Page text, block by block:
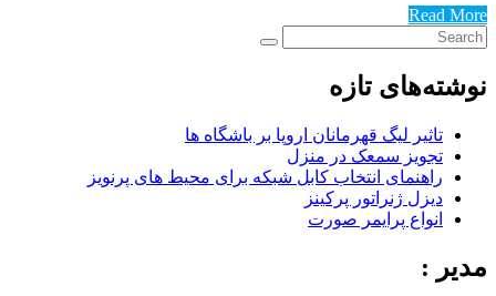
Read More
نوشته‌های تازه
تاثیر لیگ قهرمانان اروپا بر باشگاه ها
تجویز سمعک در منزل
راهنمای انتخاب کابل شبکه برای محیط های پرنویز
دیزل ژنراتور پرکینز
انواع پرایمر صورت
مدیر :